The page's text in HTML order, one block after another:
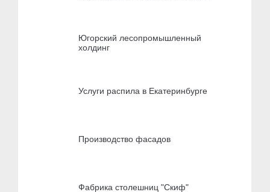
Югорский лесопромышленный
холдинг
Услуги распила в Екатеринбурге
Производство фасадов
Фабрика столешниц "Скиф"